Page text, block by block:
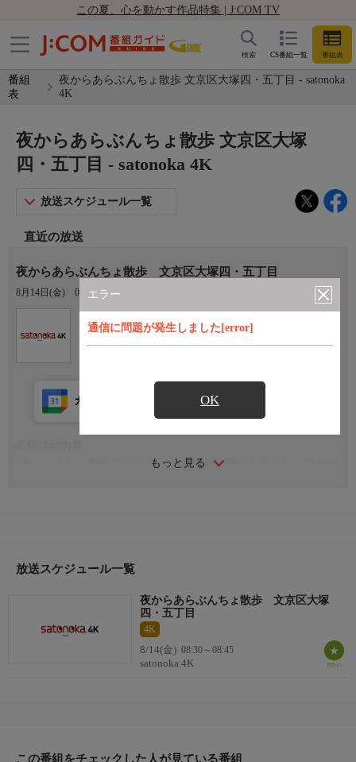
この夏、心を動かす作品特集 | J:COM TV
CS番組一覧 番組表
検索
番組
表
夜からあらぶんちょ散歩 文京区大塚四・五丁目 - satonoka
4K
エラー
通信に問題が発生しました[error]
OK
夜からあらぶんちょ散歩 文京区大塚
四・五丁目 - satonoka 4K
放送スケジュール一覧
直近の放送
夜からあらぶんちょ散歩 文京区大塚四・五丁目
8月14日(金) 08:30〜08:45
satonoka 4K
もっと見る
カレンダー登録 アプリ視聴
“あらぶんちょ散歩”でおじゃました場所と同じところを、ヴェー
放送スケジュール一覧
夜からあらぶんちょ散歩 文京区大塚
四・五丁目
4K
8/14(金) 08:30～08:45
satonoka 4K
この番組をチェックした人が見ている番組